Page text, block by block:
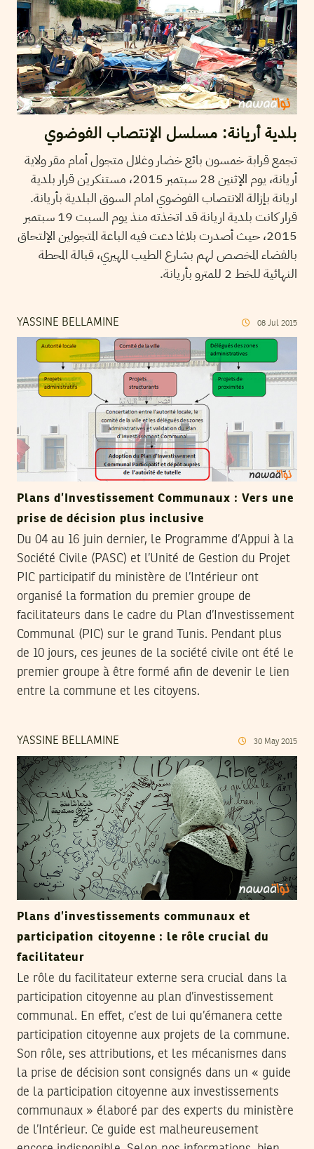
بلدية أريانة: مسلسل الإنتصاب الفوضوي
تجمع قرابة خمسون بائع خضار وغلال متجول أمام مقر ولاية
أريانة، يوم الإثنين 28 سبتمبر 2015، مستنكرين قرار بلدية
اريانة بإزالة الانتصاب الفوضوي امام السوق البلدية بأريانة.
قرار كانت بلدية اريانة قد اتخذته منذ يوم السبت 19 سبتمبر
2015، حيث أصدرت بلاغا دعت فيه الباعة المتجولين الإلتحاق
بالفضاء المخصص لهم بشارع الطيب المهيري، قبالة المحطة
النهائية للخط 2 للمترو بأريانة.
YASSINE BELLAMINE 08 Jul 2015
Plans d’Investissement Communaux : Vers une
prise de décision plus inclusive
Du 04 au 16 juin dernier, le Programme d’Appui à la
Société Civile (PASC) et l’Unité de Gestion du Projet
PIC participatif du ministère de l’Intérieur ont
organisé la formation du premier groupe de
facilitateurs dans le cadre du Plan d’Investissement
Communal (PIC) sur le grand Tunis. Pendant plus
de 10 jours, ces jeunes de la société civile ont été le
premier groupe à être formé afin de devenir le lien
entre la commune et les citoyens.
YASSINE BELLAMINE 30 May 2015
Plans d’investissements communaux et
participation citoyenne : le rôle crucial du
facilitateur
Le rôle du facilitateur externe sera crucial dans la
participation citoyenne au plan d’investissement
communal. En effet, c’est de lui qu’émanera cette
participation citoyenne aux projets de la commune.
Son rôle, ses attributions, et les mécanismes dans
la prise de décision sont consignés dans un « guide
de la participation citoyenne aux investissements
communaux » élaboré par des experts du ministère
de l’Intérieur. Ce guide est malheureusement